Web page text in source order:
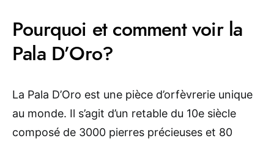
Pourquoi et comment voir la
Pala D’Oro?
La Pala D’Oro est une pièce d’orfèvrerie unique
au monde. Il s’agit d’un retable du 10e siècle
composé de 3000 pierres précieuses et 80